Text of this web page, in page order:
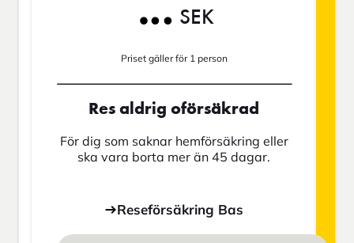
SEK
Priset gäller för 1 person
Res aldrig oförsäkrad
För dig som saknar hemförsäkring eller
ska vara borta mer än 45 dagar.
Reseförsäkring Bas